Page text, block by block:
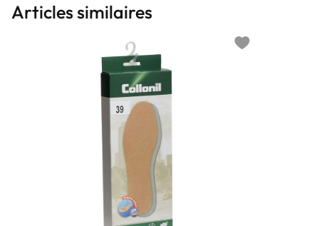
Articles similaires